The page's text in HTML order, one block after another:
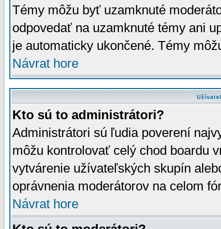
Témy môžu byť uzamknuté
odpovedať na uzamknuté témy ani
je automaticky ukončené. Témy
Návrat hore
Kto sú to administrátori?
Administrátori sú ľudia poverení
môžu kontrolovať celý chod boardu
vytvárenie užívateľských skupín
oprávnenia moderátorov na celom
Návrat hore